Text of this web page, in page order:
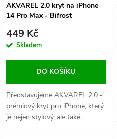
p
r
o
d
u
p
r
d
u
AKVAREL 2.0 kryt na iPhone
14 Pro Max - Bifrost
449 Kč
Skladem
DO KOŠÍKU
Představujeme AKVAREL 2.0 -
prémiový kryt pro iPhone, který
je nejen stylový, ale také
extrémně odolný. Tohle není jen